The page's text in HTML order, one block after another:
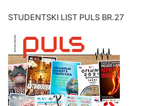
STUDENTSKI LIST PULS BR.27